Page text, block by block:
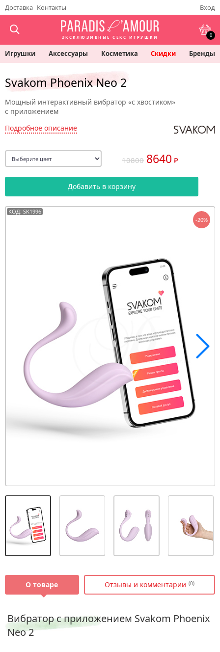
Доставка Контакты Вход
ЭКСКЛЮЗИВНЫЕ СЕКС ИГРУШКИ 0
Игрушки Аксессуары Косметика Скидки Бренды
Svakom Phoenix Neo 2
Мощный интерактивный вибратор «с хвостиком»
с приложением
Подробное описание
10800 8640 ₽
Добавить в корзину
КОД: SK1996
-20%
О товаре Отзывы и комментарии (0)
Вибратор с приложением Svakom Phoenix
Neo 2